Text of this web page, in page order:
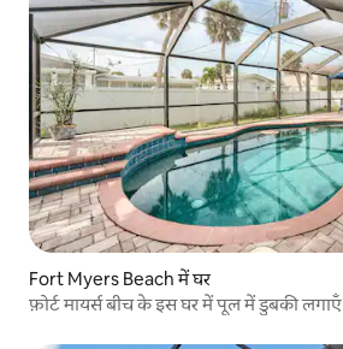
Fort Myers Beach में घर
फ़ोर्ट मायर्स बीच के इस घर में पूल में डुबकी लगाएँ